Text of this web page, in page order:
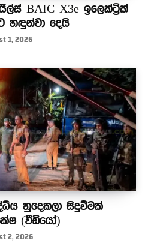
BAIC X3e ඉලෙක්ට්‍රික්
හඳුන්වා දෙයි
1, 2026
හුදෙකලා සිදුවීමක්
(වීඩියෝ)
2, 2026